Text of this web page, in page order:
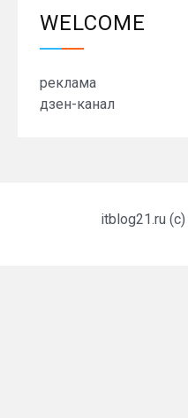
WELCOME
реклама
дзен-канал
itblog21.ru